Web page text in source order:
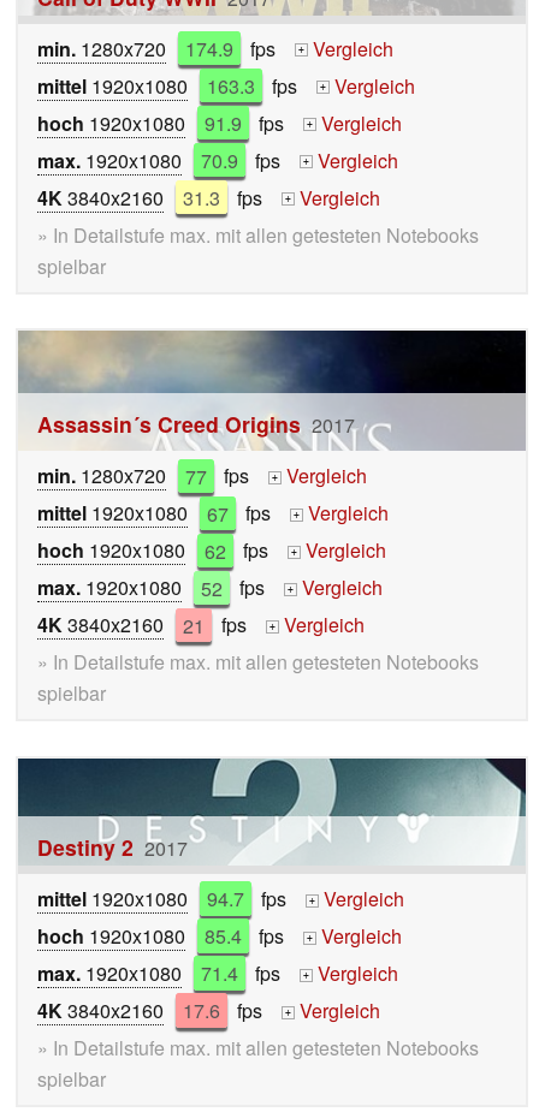
min. 1280x720 174.9 fps +
Vergleich
mittel 1920x1080 163.3 fps +
Vergleich
hoch 1920x1080 91.9 fps +
Vergleich
max. 1920x1080 70.9 fps +
Vergleich
4K3840x2160 31.3 fps +
Vergleich
» In Detailstufe max. mit allen getesteten Notebooks
spielbar
Assassin´s Creed Origins 2017
min. 1280x720 77 fps +
Vergleich
mittel 1920x1080 67 fps +
Vergleich
hoch 1920x1080 62 fps +
Vergleich
max. 1920x1080 52 fps +
Vergleich
4K3840x2160 21 fps +
Vergleich
» In Detailstufe max. mit allen getesteten Notebooks
spielbar
Destiny 2 2017
mittel 1920x1080 94.7 fps +
Vergleich
hoch 1920x1080 85.4 fps +
Vergleich
max. 1920x1080 71.4 fps +
Vergleich
4K3840x2160 17.6 fps +
Vergleich
» In Detailstufe max. mit allen getesteten Notebooks
spielbar